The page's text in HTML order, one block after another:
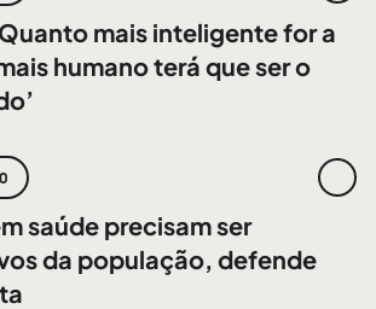
mais inteligente for a
humano terá que ser o
saúde precisam ser
da população, defende